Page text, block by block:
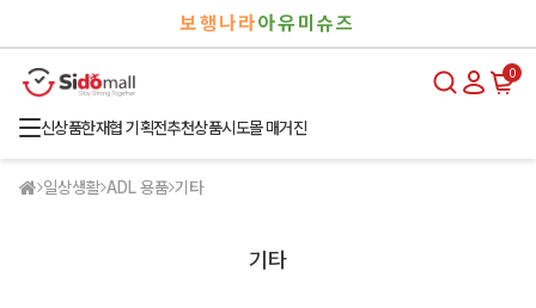
보행나라아유미슈즈
0
신상품한재협 기획전추천상품시도몰 매거진
일상생활 ADL 용품 기타
기타